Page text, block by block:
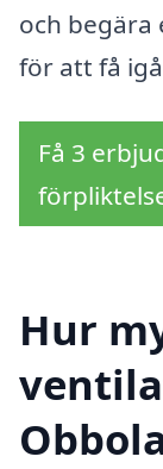
och
för att få
Få 3
Hur